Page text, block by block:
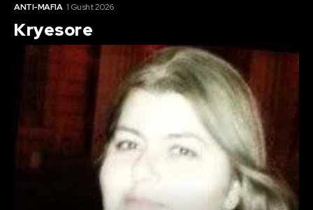
ANTI-MAFIA 1 Gusht 2026
Kryesore